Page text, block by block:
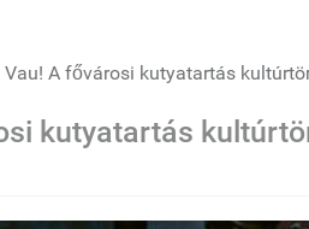
Vau! A fővárosi kutyatartás
kutyatartás